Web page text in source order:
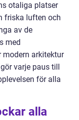
otaliga platser
friska luften och
av de
med
modern arkitektur
varje paus till
för alla
alla